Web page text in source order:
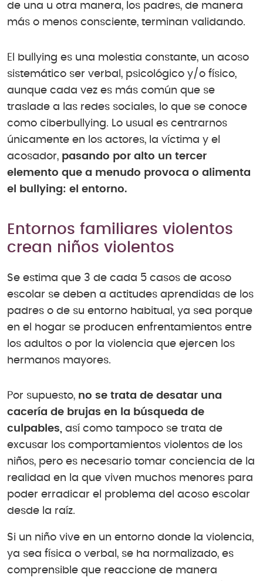
de una u otra manera, los padres, de manera
más o menos consciente, terminan validando.
El bullying es una molestia constante, un acoso
sistemático ser verbal, psicológico y/o físico,
aunque cada vez es más común que se
traslade a las redes sociales, lo que se conoce
como ciberbullying. Lo usual es centrarnos
únicamente en los actores, la víctima y el
acosador, pasando por alto un tercer
elemento que a menudo provoca o alimenta
el bullying: el entorno.
Entornos familiares violentos
crean niños violentos
Se estima que 3 de cada 5 casos de acoso
escolar se deben a actitudes aprendidas de los
padres o de su entorno habitual, ya sea porque
en el hogar se producen enfrentamientos entre
los adultos o por la violencia que ejercen los
hermanos mayores.
Por supuesto, no se trata de desatar una
cacería de brujas en la búsqueda de
culpables, así como tampoco se trata de
excusar los comportamientos violentos de los
niños, pero es necesario tomar conciencia de la
realidad en la que viven muchos menores para
poder erradicar el problema del acoso escolar
desde la raíz.
Si un niño vive en un entorno donde la violencia,
ya sea física o verbal, se ha normalizado, es
comprensible que reaccione de manera